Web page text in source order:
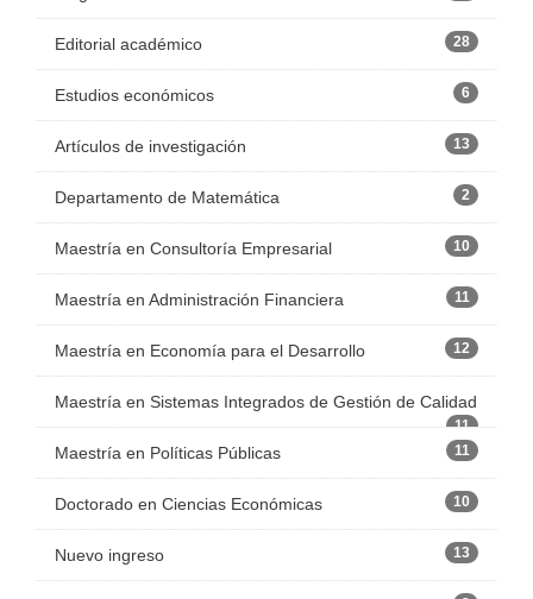
Editorial académico 28
Estudios económicos 6
Artículos de investigación 13
Departamento de Matemática 2
Maestría en Consultoría Empresarial 10
Maestría en Administración Financiera 11
Maestría en Economía para el Desarrollo 12
Maestría en Sistemas Integrados de Gestión de Calidad
11
Maestría en Políticas Públicas 11
Doctorado en Ciencias Económicas 10
Nuevo ingreso 13